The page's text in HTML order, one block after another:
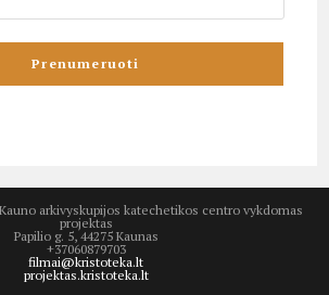
arkivyskupijos katechetikos centro vykdomas
projektas
Papilio g. 5, 44275 Kaunas
+37060879703
filmai@kristoteka.lt
projektas.kristoteka.lt